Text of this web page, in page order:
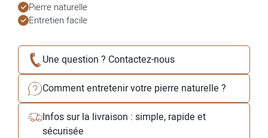
Pierre naturelle
Entretien facile
Une question ? Contactez-nous
Comment entretenir votre pierre naturelle ?
Infos sur la livraison : simple, rapide et
sécurisée